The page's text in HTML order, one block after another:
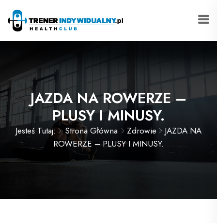
JAZDA NA ROWERZE –
PLUSY I MINUSY.
Jesteś Tutaj: Strona Główna Zdrowie
JAZDA NA
ROWERZE – PLUSY I MINUSY.